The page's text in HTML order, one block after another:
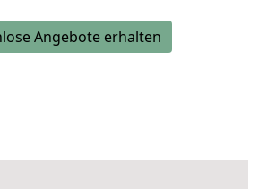
Angebote erhalten